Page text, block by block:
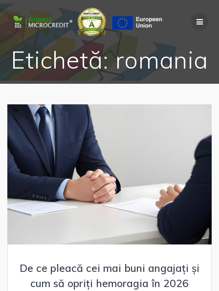
to
content
Etichetă:romania
De ce pleacă cei mai buni angajați și
cum să opriți hemoragia în 2026